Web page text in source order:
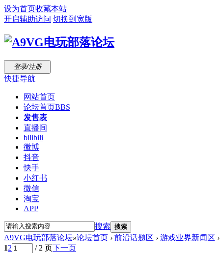
设为首页收藏本站
开启辅助访问 切换到宽版
登录/注册
快捷导航
网站首页
论坛首页BBS
发售表
直播间
bilibili
微博
抖音
快手
小红书
微信
淘宝
APP
搜索 搜索
A9VG电玩部落论坛»论坛首页 › 前沿话题区 › 游戏业界新闻区 ›
12 / 2 页下一页